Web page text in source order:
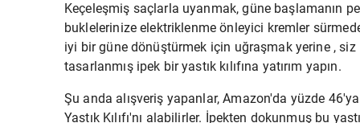
Keçeleşmiş saçlarla uyanmak, güne başlamanın
buklelerinize elektriklenme önleyici kremler
iyi bir güne dönüştürmek için uğraşmak yerine ,
tasarlanmış ipek bir yastık kılıfına yatırım yapın.
Şu anda alışveriş yapanlar, Amazon'da yüzde
Yastık Kılıfı'nı alabilirler. İpekten dokunmuş bu